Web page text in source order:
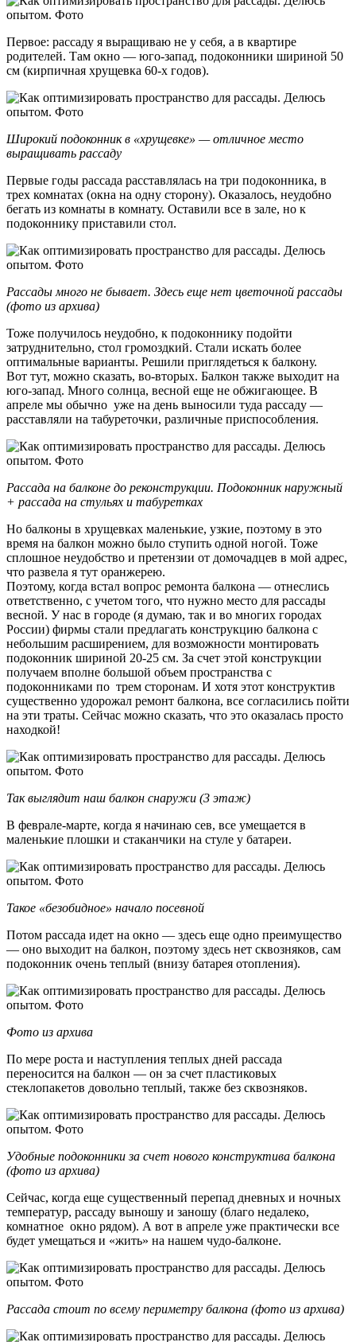
Первое: рассаду я выращиваю не у себя, а в квартире
родителей. Там окно — юго-запад, подоконники шириной 50
см (кирпичная хрущевка 60-х годов).
Широкий подоконник в «хрущевке» — отличное место
выращивать рассаду
Первые годы рассада расставлялась на три подоконника, в
трех комнатах (окна на одну сторону). Оказалось, неудобно
бегать из комнаты в комнату. Оставили все в зале, но к
подоконнику приставили стол.
Рассады много не бывает. Здесь еще нет цветочной рассады
(фото из архива)
Тоже получилось неудобно, к подоконнику подойти
затруднительно, стол громоздкий. Стали искать более
оптимальные варианты. Решили приглядеться к балкону.
Вот тут, можно сказать, во-вторых. Балкон также выходит на
юго-запад. Много солнца, весной еще не обжигающее. В
апреле мы обычно уже на день выносили туда рассаду —
расставляли на табуреточки, различные приспособления.
Рассада на балконе до реконструкции. Подоконник наружный
+ рассада на стульях и табуретках
Но балконы в хрущевках маленькие, узкие, поэтому в это
время на балкон можно было ступить одной ногой. Тоже
сплошное неудобство и претензии от домочадцев в мой адрес,
что развела я тут оранжерею.
Поэтому, когда встал вопрос ремонта балкона — отнеслись
ответственно, с учетом того, что нужно место для рассады
весной. У нас в городе (я думаю, так и во многих городах
России) фирмы стали предлагать конструкцию балкона с
небольшим расширением, для возможности монтировать
подоконник шириной 20-25 см. За счет этой конструкции
получаем вполне большой объем пространства с
подоконниками по трем сторонам. И хотя этот конструктив
существенно удорожал ремонт балкона, все согласились пойти
на эти траты. Сейчас можно сказать, что это оказалась просто
находкой!
Так выглядит наш балкон снаружи (3 этаж)
В феврале-марте, когда я начинаю сев, все умещается в
маленькие плошки и стаканчики на стуле у батареи.
Такое «безобидное» начало посевной
Потом рассада идет на окно — здесь еще одно преимущество
— оно выходит на балкон, поэтому здесь нет сквозняков, сам
подоконник очень теплый (внизу батарея отопления).
Фото из архива
По мере роста и наступления теплых дней рассада
переносится на балкон — он за счет пластиковых
стеклопакетов довольно теплый, также без сквозняков.
Удобные подоконники за счет нового конструктива балкона
(фото из архива)
Сейчас, когда еще существенный перепад дневных и ночных
температур, рассаду выношу и заношу (благо недалеко,
комнатное окно рядом). А вот в апреле уже практически все
будет умещаться и «жить» на нашем чудо-балконе.
Рассада стоит по всему периметру балкона (фото из архива)